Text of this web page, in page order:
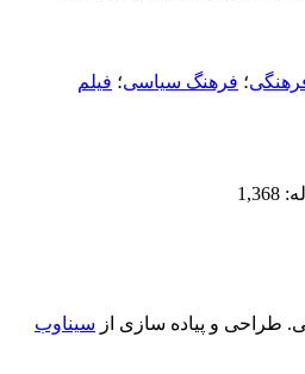
؛ فرهنگ سیاسی؛ فیلم
طراحی و پیاده سازی از سیناوب